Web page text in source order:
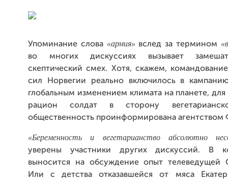
Упоминание слова «армия» вслед за термином
во многих дискуссиях вызывает
скептический смех. Хотя, скажем,
сил Норвегии реально включилось в
глобальным изменением климата на планете,
рацион солдат в сторону
общественность проинформирована агентством
«Беременность и вегетарианство абсолютно
уверены участники других дискуссий. В
выносится на обсуждение опыт телеведущей
Или с детства отказавшейся от мяса